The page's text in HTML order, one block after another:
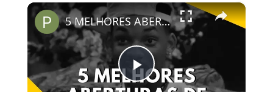
×
Play
5 MELHORES ABERTURAS DE SÉRIES | Pipocas Tv #13